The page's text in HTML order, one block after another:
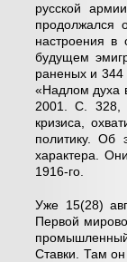
русской
продолжался
настроения в
будущем
раненых и
«Надлом духа
2001. С. 328,
кризиса,
политику. Об
характера.
1916-го.
Уже 15(28)
Первой
промышленный
Ставки. Там